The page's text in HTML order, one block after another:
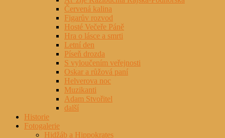
Červená kalina
Figarův rozvod
Hosté Večeře Páně
Hra o lásce a smrti
Letní den
Píseň drozda
S vyloučením veřejnosti
Oskar a růžová paní
Helverova noc
Muzikanti
Adam Stvořitel
další
Historie
Fotogalerie
Hidžáb a Hippokrates